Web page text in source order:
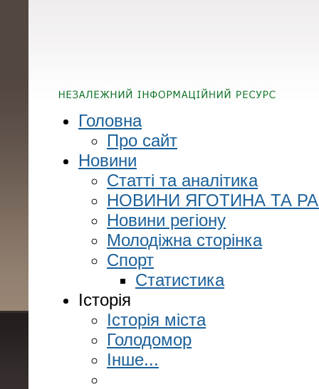
Головна
Про сайт
Новини
Статті та аналітика
НОВИНИ ЯГОТИНА ТА
Новини регіону
Молодіжна сторінка
Спорт
Статистика
Історія
Історія міста
Голодомор
Інше...